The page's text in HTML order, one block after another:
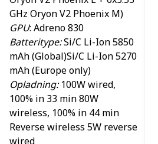
GHz Oryon V2 Phoenix M)
GPU: Adreno 830
Batteritype:Si/C Li-Ion 5850
mAh (Global)Si/C Li-Ion 5270
mAh (Europe only)
Opladning:100W wired,
100% in 33 min80W
wireless, 100% in 44 min
Reverse wireless 5W reverse
wired